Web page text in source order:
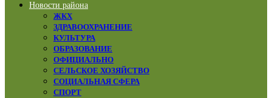
Новости района
ЖКХ
ЗДРАВООХРАНЕНИЕ
КУЛЬТУРА
ОБРАЗОВАНИЕ
ОФИЦИАЛЬНО
СЕЛЬСКОЕ ХОЗЯЙСТВО
СОЦИАЛЬНАЯ СФЕРА
СПОРТ